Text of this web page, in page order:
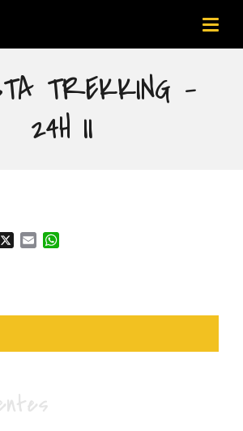
TREKKING –
24H II
Facebook Email